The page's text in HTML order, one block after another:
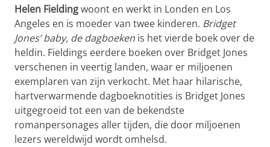
Helen Fieldingwoont en werkt in Londen en Los
Angeles en is moeder van twee kinderen. Bridget
Jones’ baby, de dagboeken is het vierde boek over de
heldin. Fieldings eerdere boeken over Bridget Jones
verschenen in veertig landen, waar er miljoenen
exemplaren van zijn verkocht. Met haar hilarische,
hartverwarmende dagboeknotities is Bridget Jones
uitgegroeid tot een van de bekendste
romanpersonages aller tijden, die door miljoenen
lezers wereldwijd wordt omhelsd.